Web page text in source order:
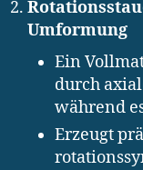
Umformung
Ein
durch
während
Erzeugt